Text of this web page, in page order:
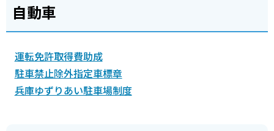
自動車
運転免許取得費助成
駐車禁止除外指定車標章
兵庫ゆずりあい駐車場制度